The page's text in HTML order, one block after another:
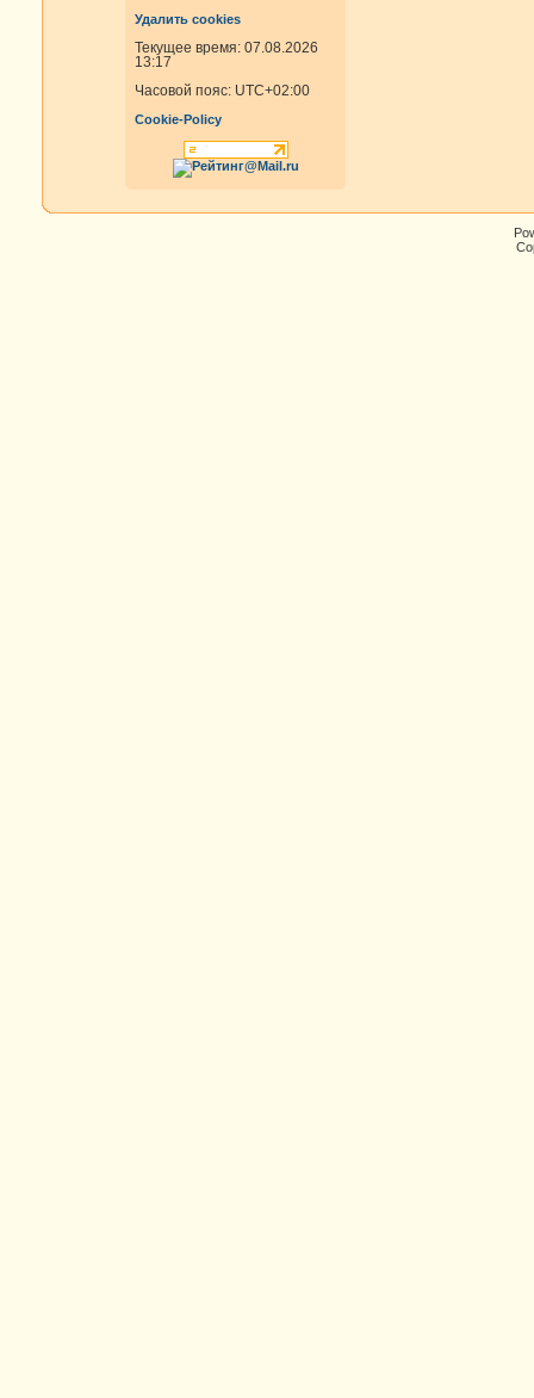
Удалить cookies
Текущее время: 07.08.2026
13:17
Часовой пояс: UTC+02:00
Cookie-Policy